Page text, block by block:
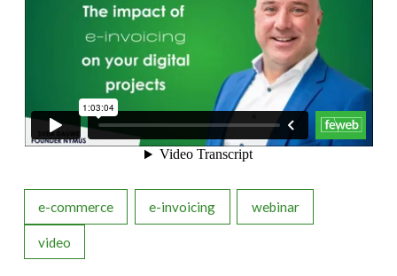
e-commerce e-invoicing webinar
video